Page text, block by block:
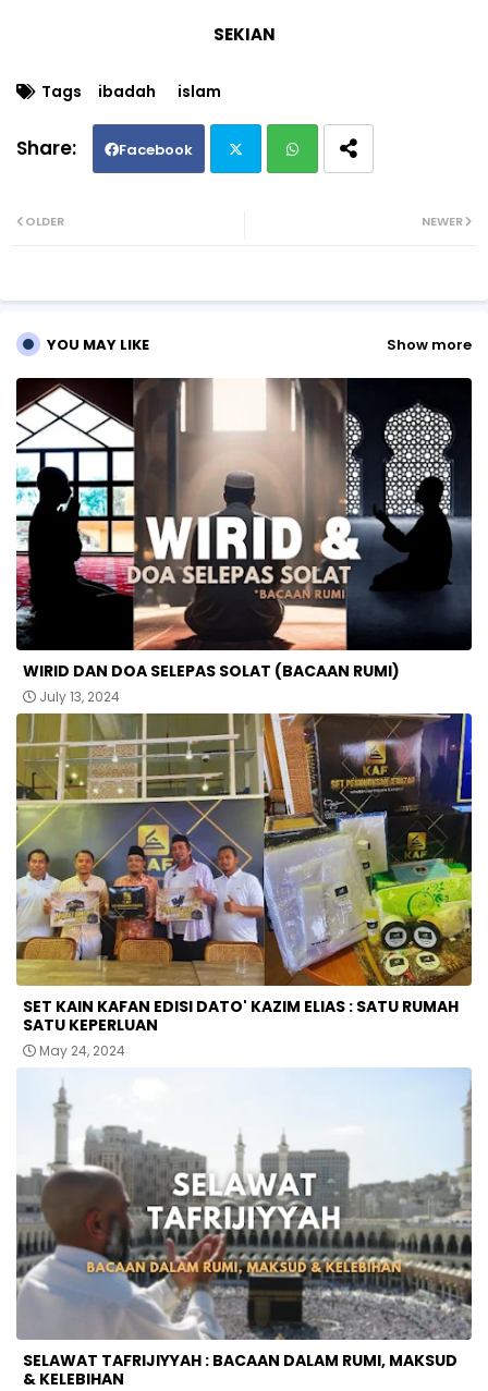
SEKIAN
Tags ibadah islam
Facebook
r ap
NEWER
OLDER
YOU MAY LIKE Show more
WIRID DAN DOA SELEPAS SOLAT (BACAAN RUMI)
July 13, 2024
SET KAIN KAFAN EDISI DATO' KAZIM ELIAS : SATU RUMAH
SATU KEPERLUAN
May 24, 2024
SELAWAT TAFRIJIYYAH : BACAAN DALAM RUMI, MAKSUD
& KELEBIHAN